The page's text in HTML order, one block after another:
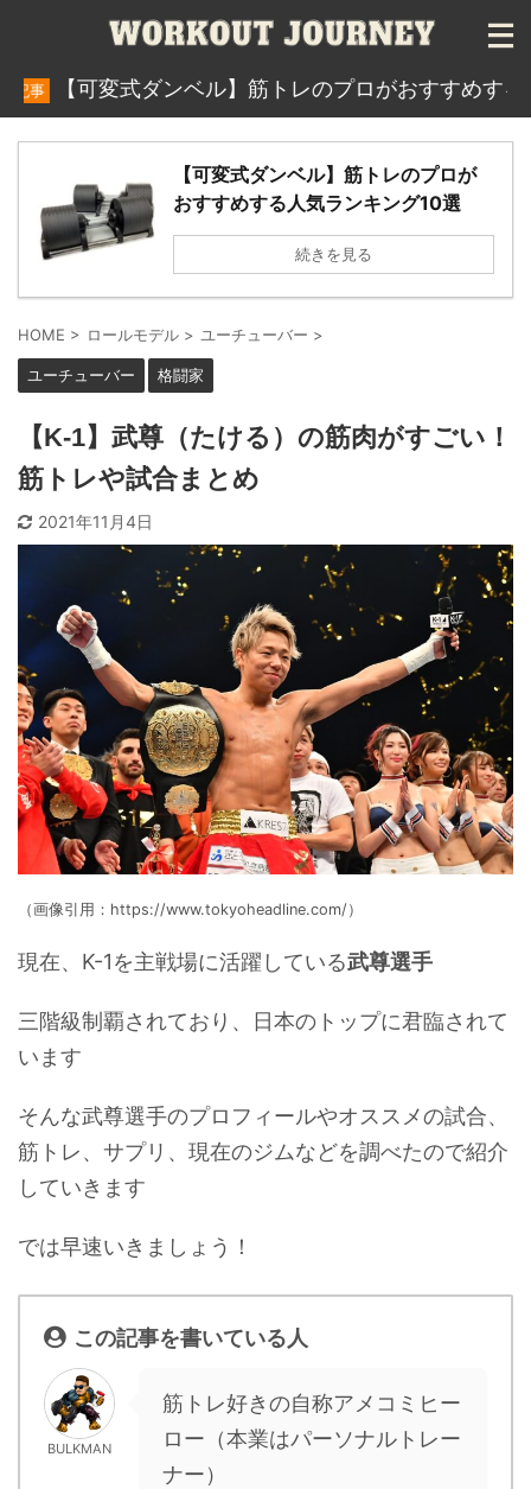
可変式ダンベル】筋トレのプロがおすすめする人気ラ
【可変式ダンベル】筋トレのプロが
おすすめする人気ランキング10選
続きを見る
HOME > ロールモデル > ユーチューバー >
ユーチューバー 格闘家
【K-1】武尊（たける）の筋肉がすごい！
筋トレや試合まとめ
2021年11月4日
（画像引用：https://www.tokyoheadline.com/）
現在、K-1を主戦場に活躍している武尊選手
三階級制覇されており、日本のトップに君臨されて
います
そんな武尊選手のプロフィールやオススメの試合、
筋トレ、サプリ、現在のジムなどを調べたので紹介
していきます
では早速いきましょう！
この記事を書いている人
BULKMAN
筋トレ好きの自称アメコミヒー
ロー（本業はパーソナルトレー
ナー）